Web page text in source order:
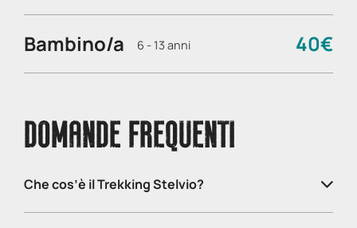
Bambino/a 6 - 13 anni 40€
DOMANDE FREQUENTI
Che cos’è il Trekking Stelvio?